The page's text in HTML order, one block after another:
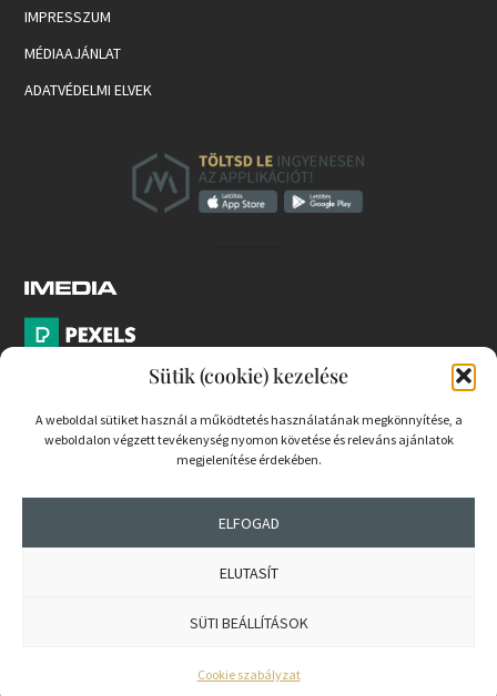
Sütik (cookie) kezelése
A weboldal sütiket használ a működtetés használatának megkönnyítése, a
weboldalon végzett tevékenység nyomon követése és releváns ajánlatok
megjelenítése érdekében.
ELFOGAD
ELUTASÍT
SÜTI BEÁLLÍTÁSOK
Cookie szabályzat
IMPRESSZUM
MÉDIAAJÁNLAT
ADATVÉDELMI ELVEK
PARTNEREK